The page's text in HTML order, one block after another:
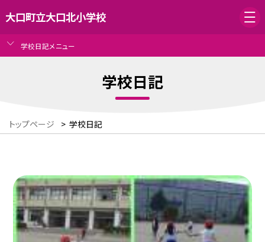
大口町立大口北小学校
学校日記メニュー
学校日記
トップページ > 学校日記